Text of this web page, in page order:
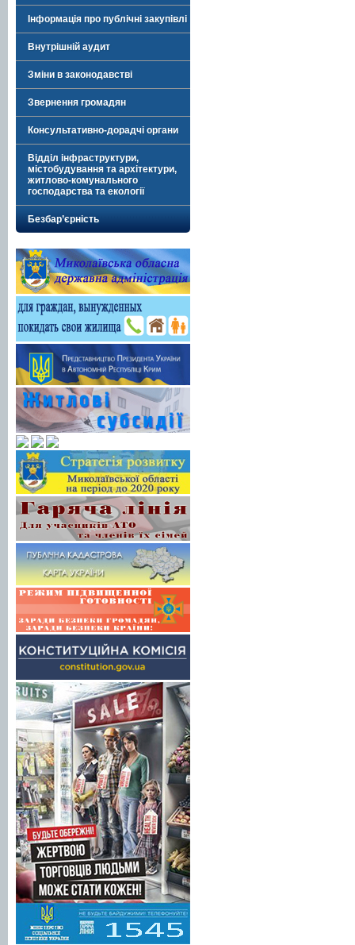
Інформація про публічні закупівлі
Внутрішній аудит
Зміни в законодавстві
Звернення громадян
Консультативно-дорадчі органи
Відділ інфраструктури,
містобудування та архітектури,
житлово-комунального
господарства та екології
Безбар’єрність